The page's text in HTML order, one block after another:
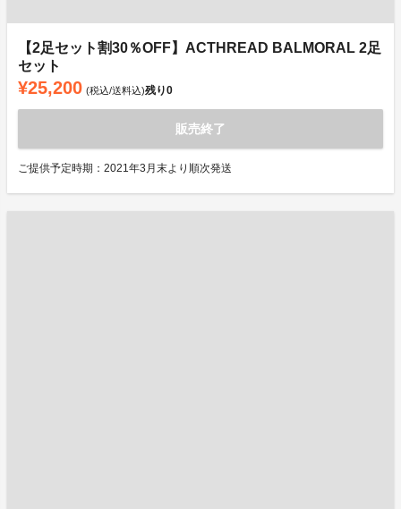
【2足セット割30％OFF】ACTHREAD BALMORAL 2足
セット
¥25,200 (税込/送料込)残り0
販売終了
ご提供予定時期：2021年3月末より順次発送